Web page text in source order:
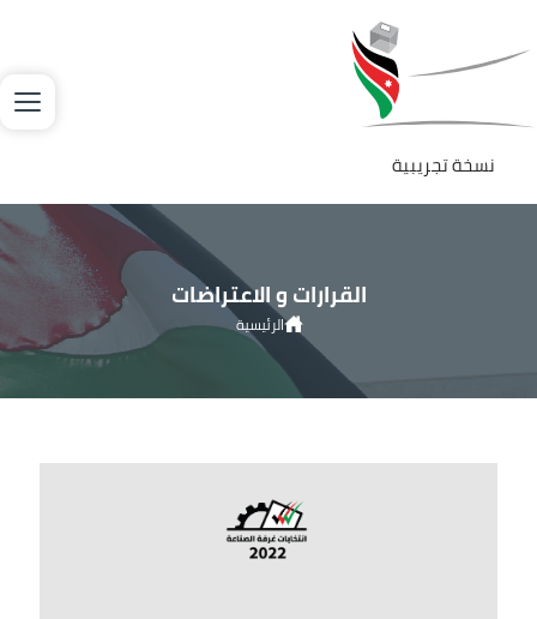
تجاوز إلى المحتوى الرئيسي
نسخة تجريبية
القرارات و الاعتراضات
الرئيسية
انتخابات مجالس إدارة غرف الصناعة وممثلي القطاعات الصناعية 2022
القرارات و الاعتراضات